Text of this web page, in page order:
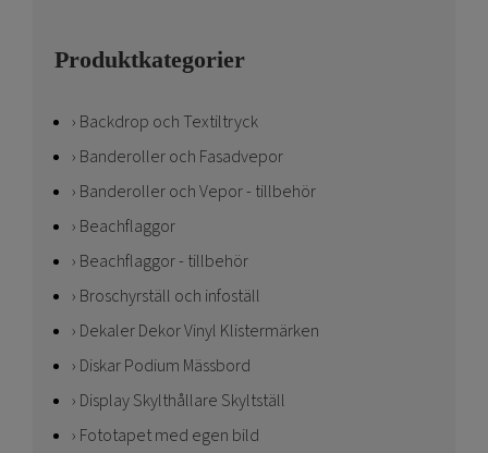
Produktkategorier
Backdrop och Textiltryck
Banderoller och Fasadvepor
Banderoller och Vepor - tillbehör
Beachflaggor
Beachflaggor - tillbehör
Broschyrställ och infoställ
Dekaler Dekor Vinyl Klistermärken
Diskar Podium Mässbord
Display Skylthållare Skyltställ
Fototapet med egen bild